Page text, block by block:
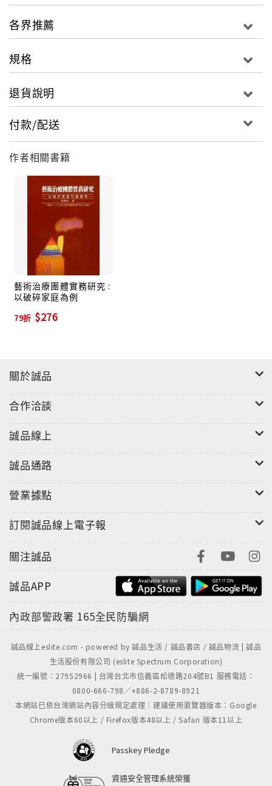
各界推薦
規格
退貨說明
付款/配送
作者相關書籍
藝術治療團體實務研究 :
以破碎家庭為例
79折 $276
關於誠品
合作洽談
誠品線上
誠品通路
營業據點
訂閱誠品線上電子報
關注誠品
誠品APP
內政部警政署 165全民防騙網
誠品線上eslite.com - powered by 誠品生活 / 誠品書店 / 誠品物流 | 誠品
生活股份有限公司 (eslite Spectrum Corporation)
統一編號：27952966 | 台灣台北市信義區松德路204號B1 服務電話：
0800-666-798／+886-2-8789-8921
本網站已依台灣網站內容分級規定處理｜建議使用瀏覽器版本：Google
Chrome版本60以上 / Firefox版本48以上 / Safari 版本11以上
Passkey Pledge
資通安全管理系統榮獲